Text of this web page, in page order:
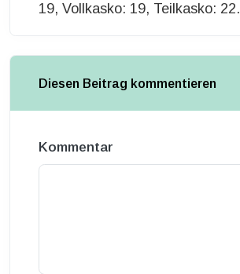
19, Vollkasko: 19, Teilkasko: 22.
Diesen Beitrag kommentieren
Kommentar